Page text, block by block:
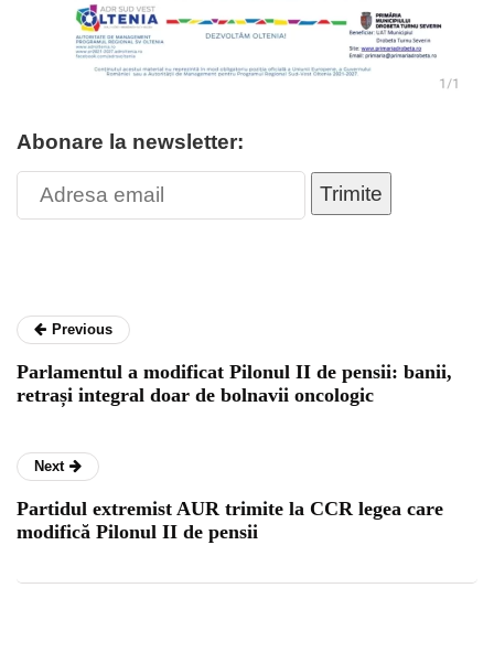
Abonare la newsletter:
Trimite
Previous
Parlamentul a modificat Pilonul II de pensii: banii,
retrași integral doar de bolnavii oncologic
Next
Partidul extremist AUR trimite la CCR legea care
modifică Pilonul II de pensii